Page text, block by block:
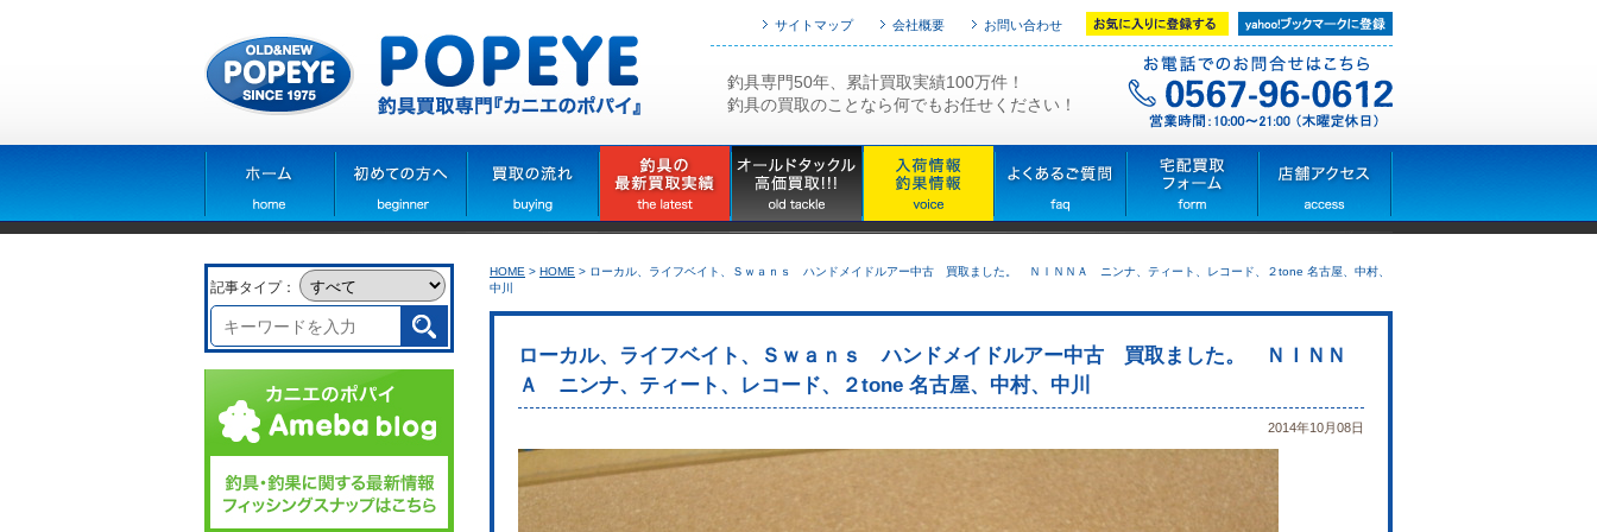
サイトマップ 会社概要 お問い合わせ
釣具専門50年、累計買取実績100万件！
釣具の買取のことなら何でもお任せください！
HOME > HOME > ローカル、ライフベイト、Ｓｗａｎｓ ハンドメイドルアー中古 買取ました。 ＮＩＮＮＡ ニンナ、ティート、レコード、２tone 名古屋、中村、
中川
ローカル、ライフベイト、Ｓｗａｎｓ ハンドメイドルアー中古 買取ました。 ＮＩＮＮ
Ａ ニンナ、ティート、レコード、２tone 名古屋、中村、中川
2014年10月08日
記事タイプ：